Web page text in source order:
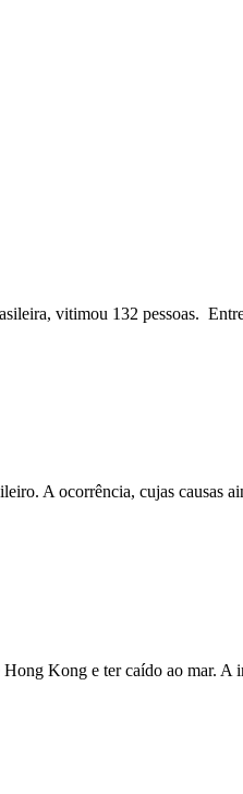
vitimou 132 pessoas.
A ocorrência, cujas causas
Kong e ter caído ao mar.